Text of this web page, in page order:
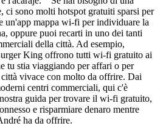
ci sono molti hotspot gratuiti sparsi per
un'app mappa wi-fi per individuare la
oppure puoi recarti in uno dei tanti
della città. Ad esempio,
King offrono tutti wi-fi gratuito ai
stia viaggiando per affari o per
vivace con molto da offrire. Dai
centri commerciali, qui c'è
guida per trovare il wi-fi gratuito,
e risparmiare denaro mentre
ha da offrire.